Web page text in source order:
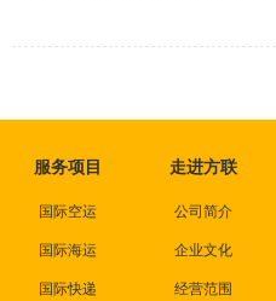
服务项目
国际空运
国际海运
国际快递
走进方联
公司简介
企业文化
经营范围